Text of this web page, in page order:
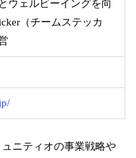
ウェルビーイングを向
（チームステッカ
ニティオの事業戦略や